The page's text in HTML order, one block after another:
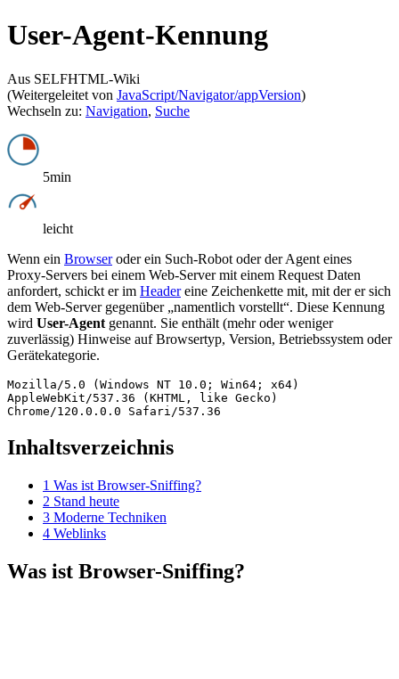
User-Agent-Kennung
Aus SELFHTML-Wiki
(Weitergeleitet von JavaScript/Navigator/appVersion)
Wechseln zu: Navigation, Suche
5min
leicht
Wenn ein Browseroder ein Such-Robot oder der Agent eines
Proxy-Servers bei einem Web-Server mit einem Request Daten
anfordert, schickt er im Headereine Zeichenkette mit, mit der er sich
dem Web-Server gegenüber „namentlich vorstellt“. Diese Kennung
wird User-Agent genannt. Sie enthält (mehr oder weniger
zuverlässig) Hinweise auf Browsertyp, Version, Betriebssystem oder
Gerätekategorie.
Mozilla/5.0 (Windows NT 10.0; Win64; x64)
AppleWebKit/537.36 (KHTML, like Gecko)
Inhaltsverzeichnis
1 Was ist Browser-Sniffing?
2 Stand heute
3 Moderne Techniken
4 Weblinks
Was ist Browser-Sniffing?